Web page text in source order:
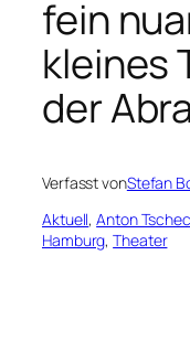
fein
kleines
der
Verfasst vonStefan
Aktuell, Anton
Hamburg, Theater